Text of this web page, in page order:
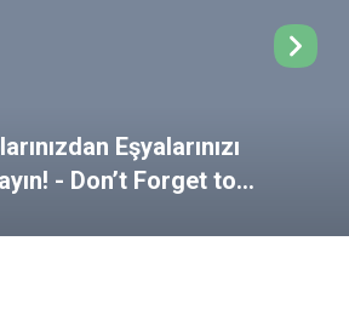
Eşyalarınızı
- Don’t Forget to